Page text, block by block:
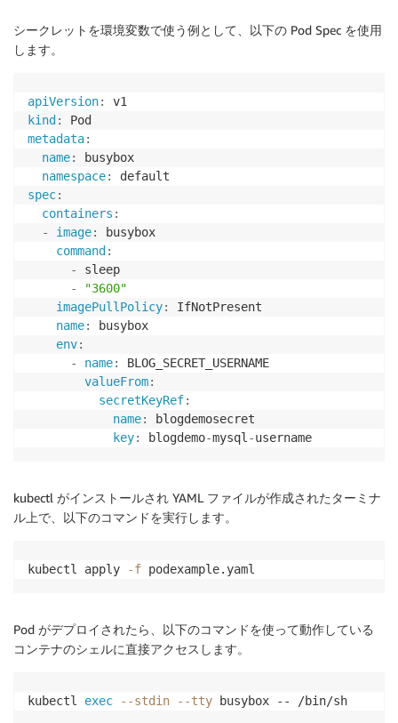
シークレットを環境変数で使う例として、以下の Pod Spec を使用
します。
apiVersion:
kind :
metadata:
name:
busybox
namespace:
spec:
containers :
-
image:
busybox
command :
-
sleep
-
"3600"
imagePullPolicy:
IfNotPresent
name:
busybox
env:
-
name:
BLOG_SECRET_USERNAME
valueFrom:
secretKeyRef:
name:
blogdemosecret
key: blogdemo-mysql-
kubectl がインストールされ YAML ファイルが作成されたターミナ
ル上で、以下のコマンドを実行します。
kubectl apply -f podexample.yaml
Pod がデプロイされたら、以下のコマンドを使って動作している
コンテナのシェルに直接アクセスします。
kubectl exec --stdin --tty busybox -- /bin/sh